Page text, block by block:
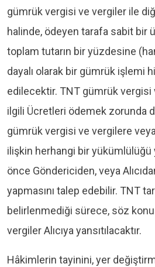
gümrük vergisi ve vergiler ile
halinde, ödeyen tarafa sabit bir
toplam tutarın bir yüzdesine
dayalı olarak bir gümrük işlemi
edilecektir. TNT gümrük vergisi
ilgili Ücretleri ödemek zorunda
gümrük vergisi ve vergilere
ilişkin herhangi bir
önce Göndericiden, veya
yapmasını talep edebilir. TNT
belirlenmediği sürece, söz
vergiler Alıcıya yansıtılacaktır.
Hâkimlerin tayinini, yer